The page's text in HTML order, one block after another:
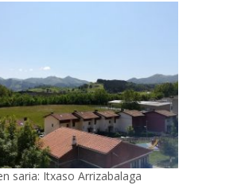
saria: Itxaso Arrizabalaga